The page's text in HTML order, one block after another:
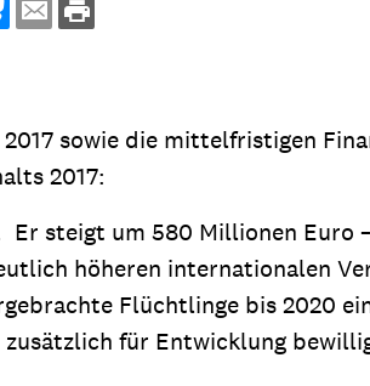
Jugend & Konfirmation
sowie die mittelfristigen
2017:
steigt um 580 Millionen Euro
höheren internationalen
Flüchtlinge bis 2020
für Entwicklung